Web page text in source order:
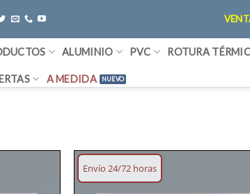
ALUMINIO PVC ROTURA
A MEDIDA
Envío 24/72 horas